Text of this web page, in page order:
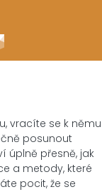
vracíte se k němu
posunout
úplně přesně, jak
a metody, které
pocit, že se